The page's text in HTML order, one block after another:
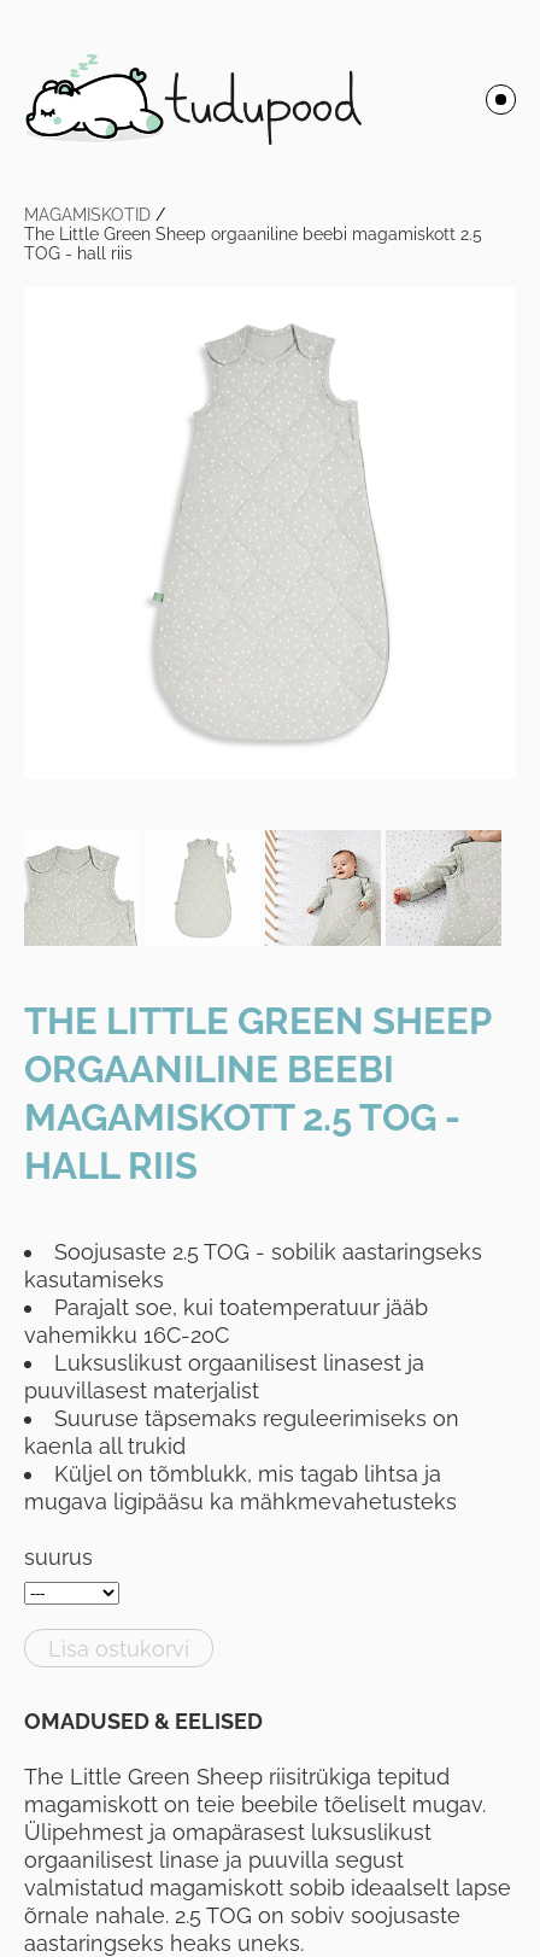
MAGAMISKOTID /
The Little Green Sheep orgaaniline beebi magamiskott 2.5
TOG - hall riis
THE LITTLE GREEN SHEEP
ORGAANILINE BEEBI
MAGAMISKOTT 2.5 TOG -
HALL RIIS
Soojusaste 2.5 TOG - sobilik aastaringseks
kasutamiseks
Parajalt soe, kui toatemperatuur jääb
vahemikku 16C-20C
Luksuslikust orgaanilisest linasest ja
puuvillasest materjalist
Suuruse täpsemaks reguleerimiseks on
kaenla all trukid
Küljel on tõmblukk, mis tagab lihtsa ja
mugava ligipääsu ka mähkmevahetusteks
suurus
Lisa ostukorvi
OMADUSED & EELISED
The Little Green Sheep riisitrükiga tepitud
magamiskott on teie beebile tõeliselt mugav.
Ülipehmest ja omapärasest luksuslikust
orgaanilisest linase ja puuvilla segust
valmistatud magamiskott sobib ideaalselt lapse
õrnale nahale. 2.5 TOG on sobiv soojusaste
aastaringseks heaks uneks.